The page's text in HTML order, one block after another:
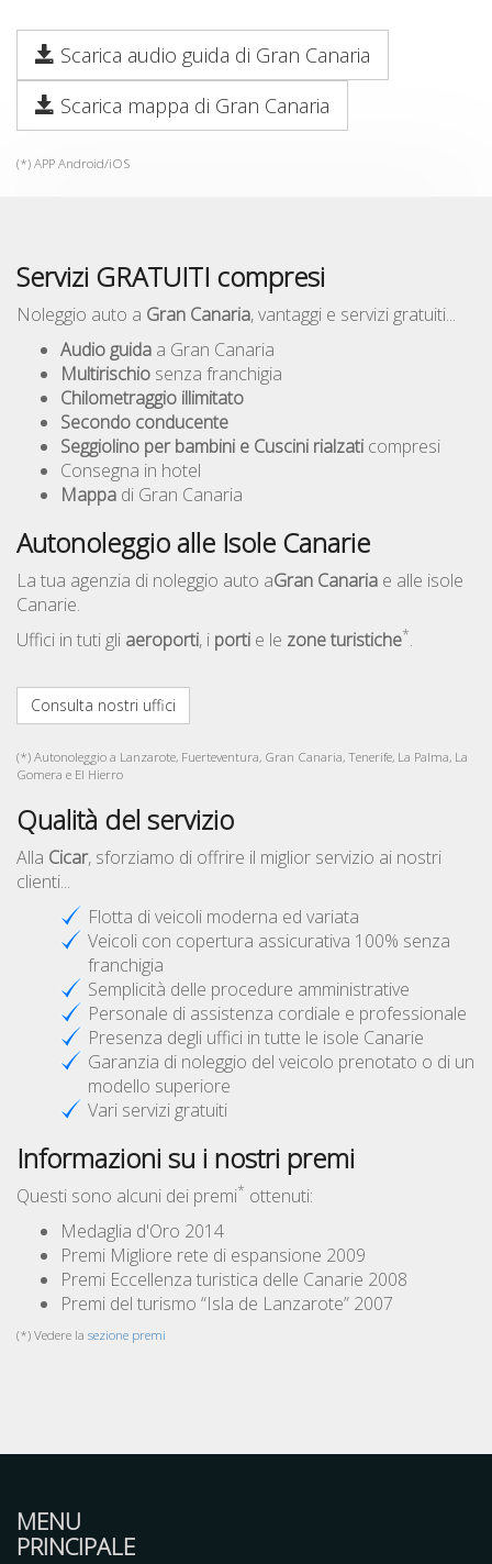
Scarica audio guida di Gran Canaria
Scarica mappa di Gran Canaria
(*) APP Android/iOS
Servizi GRATUITI compresi
Noleggio auto a Gran Canaria, vantaggi e servizi gratuiti...
Audio guida a Gran Canaria
Multirischio senza franchigia
Chilometraggio illimitato
Secondo conducente
Seggiolino per bambini e Cuscini rialzati compresi
Consegna in hotel
Mappa di Gran Canaria
Autonoleggio alle Isole Canarie
La tua agenzia di noleggio auto aGran Canaria e alle isole
Canarie.
Uffici in tuti gli aeroporti, i porti e le zone turistiche*.
Consulta nostri uffici
(*) Autonoleggio a Lanzarote, Fuerteventura, Gran Canaria, Tenerife, La Palma, La
Gomera e El Hierro
Qualità del servizio
Alla Cicar, sforziamo di offrire il miglior servizio ai nostri
clienti...
Flotta di veicoli moderna ed variata
Veicoli con copertura assicurativa 100% senza
franchigia
Semplicità delle procedure amministrative
Personale di assistenza cordiale e professionale
Presenza degli uffici in tutte le isole Canarie
Garanzia di noleggio del veicolo prenotato o di un
modello superiore
Vari servizi gratuiti
Informazioni su i nostri premi
Questi sono alcuni dei premi* ottenuti:
Medaglia d'Oro 2014
Premi Migliore rete di espansione 2009
Premi Eccellenza turistica delle Canarie 2008
Premi del turismo “Isla de Lanzarote” 2007
(*) Vedere la sezione premi
MENU
PRINCIPALE